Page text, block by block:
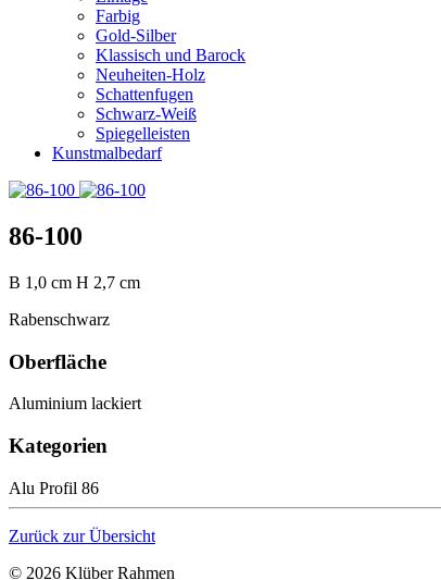
Farbig
Gold-Silber
Klassisch und Barock
Neuheiten-Holz
Schattenfugen
Schwarz-Weiß
Spiegelleisten
Kunstmalbedarf
86-100
B 1,0 cm H 2,7 cm
Rabenschwarz
Oberfläche
Aluminium lackiert
Kategorien
Alu Profil 86
Zurück zur Übersicht
© 2026 Klüber Rahmen